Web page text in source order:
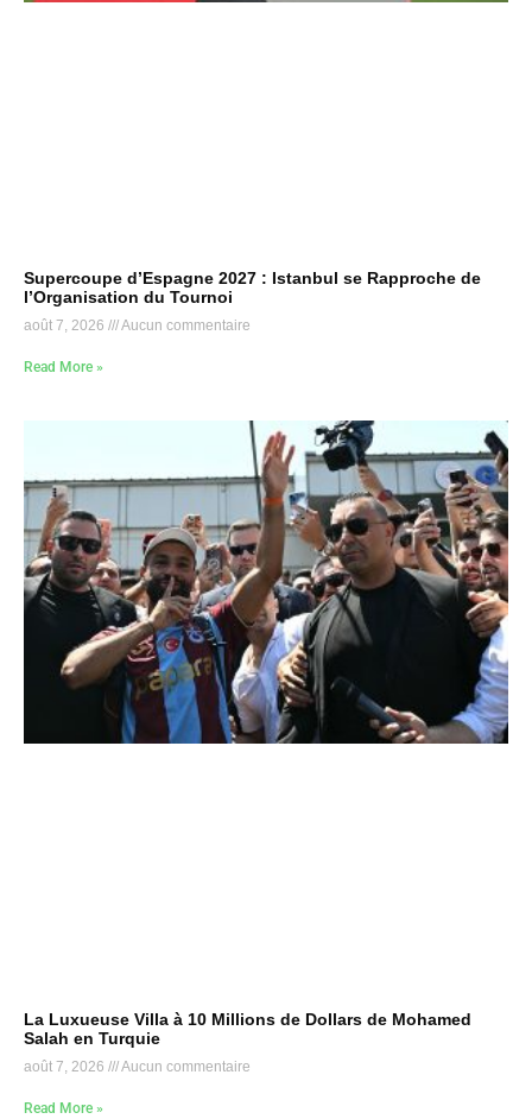
Supercoupe d’Espagne 2027 : Istanbul se Rapproche de
l’Organisation du Tournoi
août 7, 2026 Aucun commentaire
Read More »
La Luxueuse Villa à 10 Millions de Dollars de Mohamed
Salah en Turquie
août 7, 2026 Aucun commentaire
Read More »